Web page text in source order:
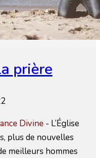
prière
Divine - L’Église
plus de nouvelles
meilleurs hommes